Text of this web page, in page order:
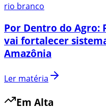
rio branco
Por Dentro do Agro:
vai fortalecer
Amazônia
Ler matéria
Em Alta